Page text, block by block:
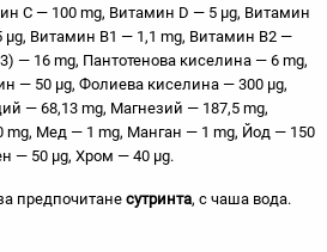
C — 100 mg, Витамин D — 5 µg, Витамин
µg, Витамин B1 — 1,1 mg, Витамин B2 —
— 16 mg, Пантотенова киселина — 6 mg,
— 50 µg, Фолиева киселина — 300 µg,
— 68,13 mg, Магнезий — 187,5 mg,
Мед — 1 mg, Манган — 1 mg, Йод — 150
— 50 µg, Хром — 40 µg.
предпочитане сутринта, с чаша вода.